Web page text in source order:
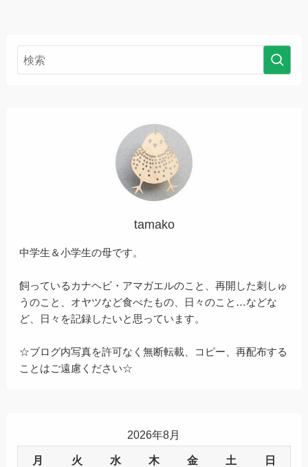
tamako
中学生＆小学生の母です。
飼っているカナヘビ・アマガエルのこと、再開した刺しゅ
うのこと、オヤツなど食べたもの、日々のこと…などな
ど、日々を記録したいと思っています。
☆ブログ内写真を許可なく無断転載、コピー、再配布する
ことはご遠慮ください☆
2026年8月
月 火 水 木 金 土 日